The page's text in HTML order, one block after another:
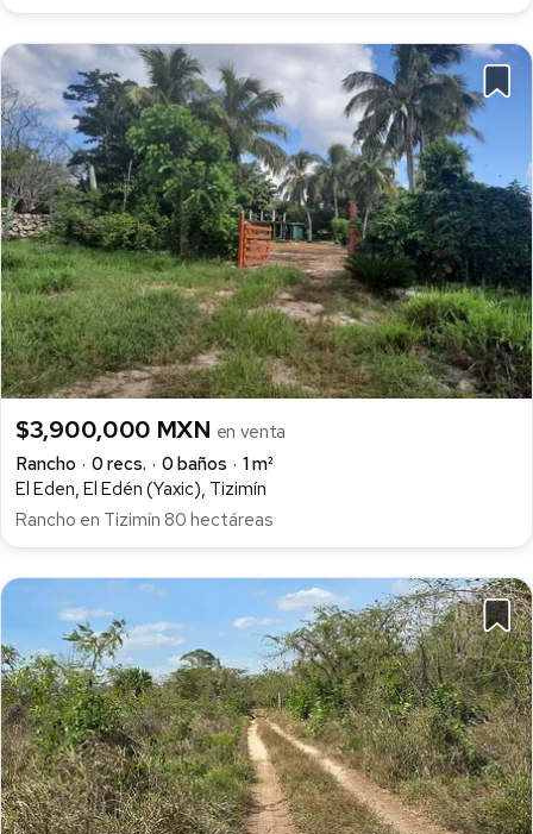
$3,900,000 MXN en venta
Rancho
0 recs. 0 baños
1 m²
El Eden, El Edén (Yaxic), Tizimín
Rancho en Tizimín 80 hectáreas